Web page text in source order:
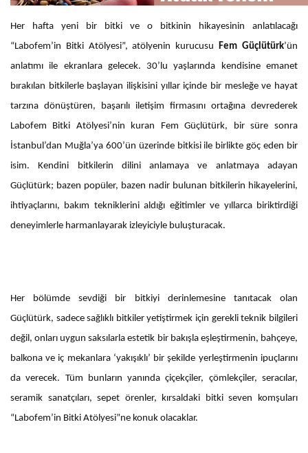
Her hafta yeni bir bitki ve o bitkinin hikayesinin anlatılacağı
“Labofem’in Bitki Atölyesi”, atölyenin kurucusuFem Güçlütürk’ün
anlatımı ile ekranlara gelecek. 30’lu yaşlarında kendisine emanet
bırakılan bitkilerle başlayan ilişkisini yıllar içinde bir mesleğe ve hayat
tarzına dönüştüren, başarılı iletişim firmasını ortağına devrederek
Labofem Bitki Atölyesi’nin kuran Fem Güçlütürk, bir süre sonra
İstanbul’dan Muğla’ya 600’ün üzerinde bitkisi ile birlikte göç eden bir
isim. Kendini bitkilerin dilini anlamaya ve anlatmaya adayan
Güçlütürk; bazen popüler, bazen nadir bulunan bitkilerin hikayelerini,
ihtiyaçlarını, bakım tekniklerini aldığı eğitimler ve yıllarca biriktirdiği
deneyimlerle harmanlayarak izleyiciyle buluşturacak.
Her bölümde sevdiği bir bitkiyi derinlemesine tanıtacak olan
Güçlütürk, sadece sağlıklı bitkiler yetiştirmek için gerekli teknik bilgileri
değil, onları uygun saksılarla estetik bir bakışla eşleştirmenin, bahçeye,
balkona ve iç mekanlara ‘yakışıklı’ bir şekilde yerleştirmenin ipuçlarını
da verecek. Tüm bunların yanında çiçekçiler, çömlekçiler, seracılar,
seramik sanatçıları, sepet örenler, kırsaldaki bitki seven komşuları
“Labofem’in Bitki Atölyesi”ne konuk olacaklar.